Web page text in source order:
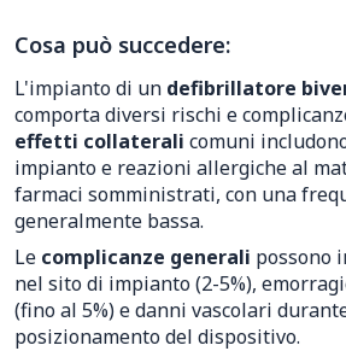
Cosa può succedere:
L'impianto di un defibrillatore
comporta diversi rischi e
effetti collaterali comuni
impianto e reazioni allergiche al
farmaci somministrati, con una
generalmente bassa.
Le complicanze generali possono
nel sito di impianto (2-5%),
(fino al 5%) e danni vascolari
posizionamento del dispositivo.